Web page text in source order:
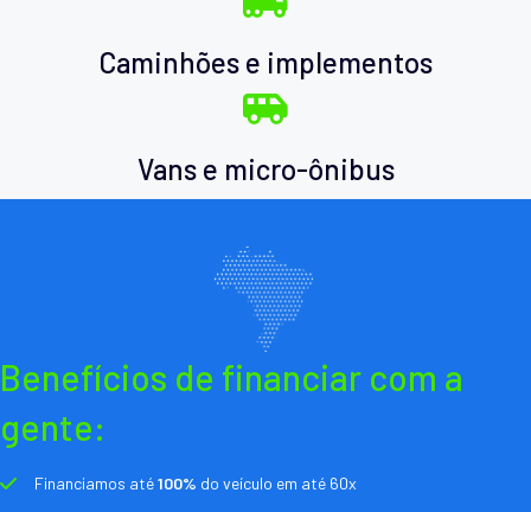
Caminhões e implementos
Vans e micro-ônibus
Benefícios de financiar com a
gente:
Financiamos até100% do veículo em até 60x